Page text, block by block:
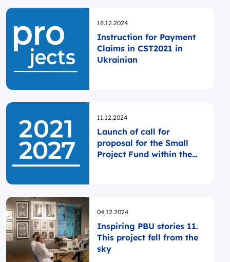
Opublikowano
18.12.2024
Instruction for Payment
Claims in CST2021 in
Ukrainian
Opublikowano
11.12.2024
Launch of call for
proposal for the Small
Project Fund within the
Opublikowano
04.12.2024
Inspiring PBU stories 11.
This project fell from the
sky